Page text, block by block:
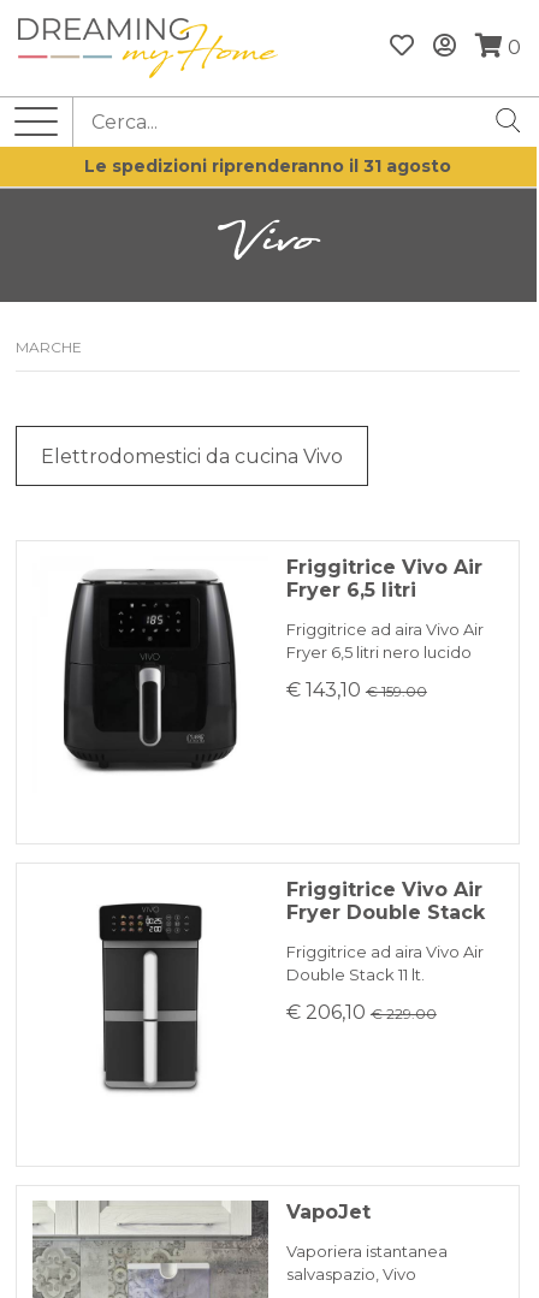
0
Le spedizioni riprenderanno il 31 agosto
Vivo
MARCHE
Elettrodomestici da cucina Vivo
Friggitrice Vivo Air
Fryer 6,5 litri
Friggitrice ad aira Vivo Air
Fryer 6,5 litri nero lucido
€ 143,10 € 159.00
Friggitrice Vivo Air
Fryer Double Stack
Friggitrice ad aira Vivo Air
Double Stack 11 lt.
€ 206,10 € 229.00
VapoJet
Vaporiera istantanea
salvaspazio, Vivo